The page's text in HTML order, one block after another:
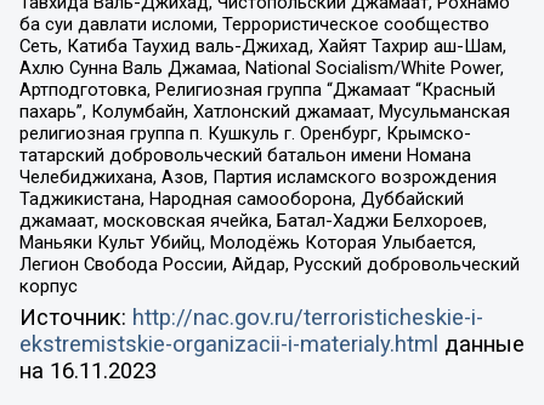
ба суи давлати исломи, Террористическое сообщество
Сеть, Катиба Таухид валь-Джихад, Хайят Тахрир аш-Шам,
Ахлю Сунна Валь Джамаа, National Socialism/White Power,
Артподготовка, Религиозная группа “Джамаат “Красный
пахарь”, Колумбайн, Хатлонский джамаат, Мусульманская
религиозная группа п. Кушкуль г. Оренбург, Крымско-
татарский добровольческий батальон имени Номана
Челебиджихана, Азов, Партия исламского возрождения
Таджикистана, Народная самооборона, Дуббайский
джамаат, московская ячейка, Батал-Хаджи Белхороев,
Маньяки Культ Убийц, Молодёжь Которая Улыбается,
Легион Свобода России, Айдар, Русский добровольческий
корпус
Источник: http://nac.gov.ru/terroristicheskie-i-
ekstremistskie-organizacii-i-materialy.html данные
на 16.11.2023